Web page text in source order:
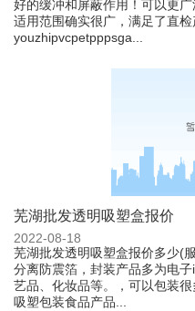
好的缓冲和屏蔽作用！可以更
适用范围确实很广，满足了直
youzhipvcpetpppsga...
芜湖批发透明吸塑盒报价
2022-08-18
芜湖批发透明吸塑盒报价多少(
分离防震箔，封装产品多为电
艺品、化妆品等。，可以包装
吸塑包装食品产品...